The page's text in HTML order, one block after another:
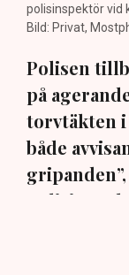
polisinspektör vid
Bild: Privat,
Polisen
på
torvtäkten i
både